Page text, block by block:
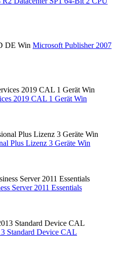
Microsoft Publisher 2007
2019 CAL 1 Gerät Win
Plus Lizenz 3 Geräte Win
Server 2011 Essentials
Standard Device CAL